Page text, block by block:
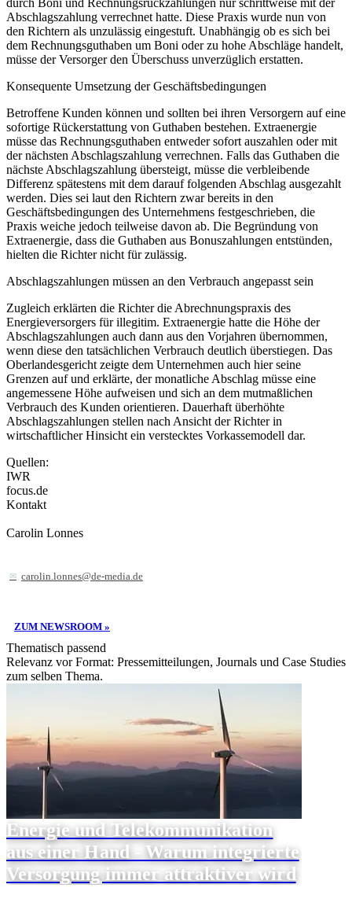
Abschlagszahlung verrechnet hatte. Diese Praxis wurde nun von
den Richtern als unzulässig eingestuft. Unabhängig ob es sich bei
dem Rechnungsguthaben um Boni oder zu hohe Abschläge handelt,
müsse der Versorger den Überschuss unverzüglich erstatten.
Konsequente Umsetzung der Geschäftsbedingungen
Betroffene Kunden können und sollten bei ihren Versorgern auf eine
sofortige Rückerstattung von Guthaben bestehen. Extraenergie
müsse das Rechnungsguthaben entweder sofort auszahlen oder mit
der nächsten Abschlagszahlung verrechnen. Falls das Guthaben die
nächste Abschlagszahlung übersteigt, müsse die verbleibende
Differenz spätestens mit dem darauf folgenden Abschlag ausgezahlt
werden. Dies sei laut den Richtern zwar bereits in den
Geschäftsbedingungen des Unternehmens festgeschrieben, die
Praxis weiche jedoch teilweise davon ab. Die Begründung von
Extraenergie, dass die Guthaben aus Bonuszahlungen entstünden,
hielten die Richter nicht für zulässig.
Abschlagszahlungen müssen an den Verbrauch angepasst sein
Zugleich erklärten die Richter die Abrechnungspraxis des
Energieversorgers für illegitim. Extraenergie hatte die Höhe der
Abschlagszahlungen auch dann aus den Vorjahren übernommen,
wenn diese den tatsächlichen Verbrauch deutlich überstiegen. Das
Oberlandesgericht zeigte dem Unternehmen auch hier seine
Grenzen auf und erklärte, der monatliche Abschlag müsse eine
angemessene Höhe aufweisen und sich an dem mutmaßlichen
Verbrauch des Kunden orientieren. Dauerhaft überhöhte
Abschlagszahlungen stellen nach Ansicht der Richter in
wirtschaftlicher Hinsicht ein verstecktes Vorkassemodell dar.
Quellen:
IWR
focus.de
Kontakt
Carolin Lonnes
carolin.lonnes@de-media.de
ZUM NEWSROOM »
Thematisch passend
Relevanz vor Format: Pressemitteilungen, Journals und Case Studies
zum selben Thema.
Energie und Telekommunikation
aus einer Hand - Warum integrierte
Versorgung immer attraktiver wird